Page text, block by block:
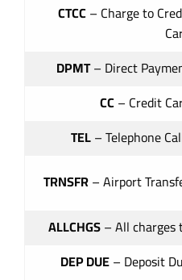
CTCC– Charge to
DPMT– Direct
CC– Credit
TEL– Telephone
TRNSFR– Airport
ALLCHGS– All charges
DEP DUE– Deposit